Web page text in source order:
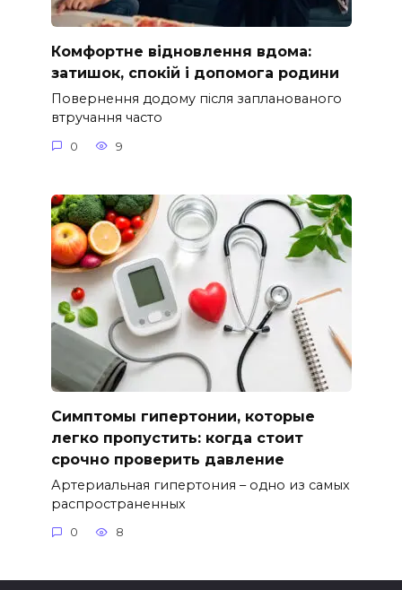
Комфортне відновлення вдома:
затишок, спокій і допомога родини
Повернення додому після запланованого
втручання часто
0 9
Симптомы гипертонии, которые
легко пропустить: когда стоит
срочно проверить давление
Артериальная гипертония – одно из самых
распространенных
0 8